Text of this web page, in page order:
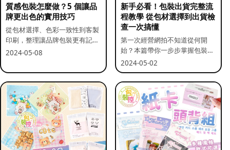
質感包裝怎麼做？5 個讓品
牌更出色的實用技巧
從包材選擇、色彩一致性到客製
印刷，整理讓品牌包裝更有記憶
點的實用做法。
2024-05-08
新手必看！包裝出貨完整流
程教學 從包材選擇到出貨檢
查一次搞懂
第一次經營網拍不知道從何開
始？本篇帶你一步步掌握包裝流
程與出貨前檢查重點。
2024-05-02